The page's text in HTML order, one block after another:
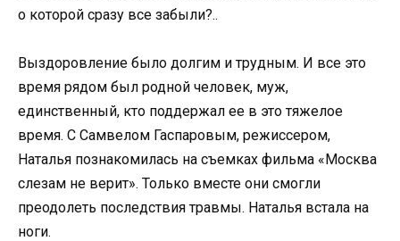
о которой сразу все забыли?..
Выздоровление было долгим и трудным. И все это
время рядом был родной человек, муж,
единственный, кто поддержал ее в это тяжелое
время. С Самвелом Гаспаровым, режиссером,
Наталья познакомилась на съемках фильма «Москва
слезам не верит». Только вместе они смогли
преодолеть последствия травмы. Наталья встала на
ноги.